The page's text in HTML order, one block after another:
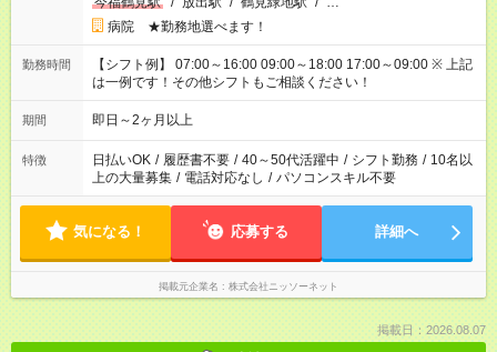
病院 ★勤務地選べます！
勤務時間
【シフト例】 07:00～16:00 09:00～18:00 17:00～09:00 ※ 上記
は一例です！その他シフトもご相談ください！
期間 即日～2ヶ月以上
特徴 日払いOK / 履歴書不要 / 40～50代活躍中 / シフト勤務 / 10名以
上の大量募集 / 電話対応なし / パソコンスキル不要
気になる！ 応募する 詳細へ
掲載元企業名 株式会社ニッソーネット
掲載日：2026.08.07